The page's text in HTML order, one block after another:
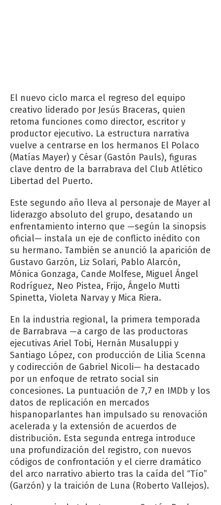
El nuevo ciclo marca el regreso del equipo
creativo liderado por Jesús Braceras, quien
retoma funciones como director, escritor y
productor ejecutivo. La estructura narrativa
vuelve a centrarse en los hermanos El Polaco
(Matías Mayer) y César (Gastón Pauls), figuras
clave dentro de la barrabrava del Club Atlético
Libertad del Puerto.
Este segundo año lleva al personaje de Mayer al
liderazgo absoluto del grupo, desatando un
enfrentamiento interno que —según la sinopsis
oficial— instala un eje de conflicto inédito con
su hermano. También se anunció la aparición de
Gustavo Garzón, Liz Solari, Pablo Alarcón,
Mónica Gonzaga, Cande Molfese, Miguel Ángel
Rodríguez, Neo Pistea, Frijo, Ángelo Mutti
Spinetta, Violeta Narvay y Mica Riera.
En la industria regional, la primera temporada
de Barrabrava —a cargo de las productoras
ejecutivas Ariel Tobi, Hernán Musaluppi y
Santiago López, con producción de Lilia Scenna
y codirección de Gabriel Nicoli— ha destacado
por un enfoque de retrato social sin
concesiones. La puntuación de 7,7 en IMDb y los
datos de replicación en mercados
hispanoparlantes han impulsado su renovación
acelerada y la extensión de acuerdos de
distribución. Esta segunda entrega introduce
una profundización del registro, con nuevos
códigos de confrontación y el cierre dramático
del arco narrativo abierto tras la caída del “Tío”
(Garzón) y la traición de Luna (Roberto Vallejos).